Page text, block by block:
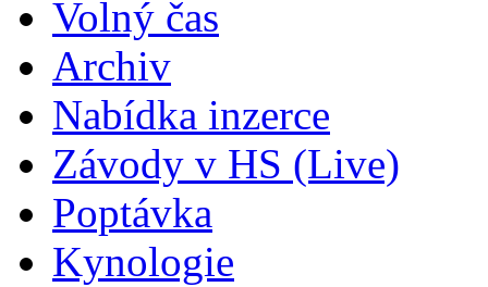
Volný čas
Archiv
Nabídka inzerce
Závody v HS (Live)
Poptávka
Kynologie